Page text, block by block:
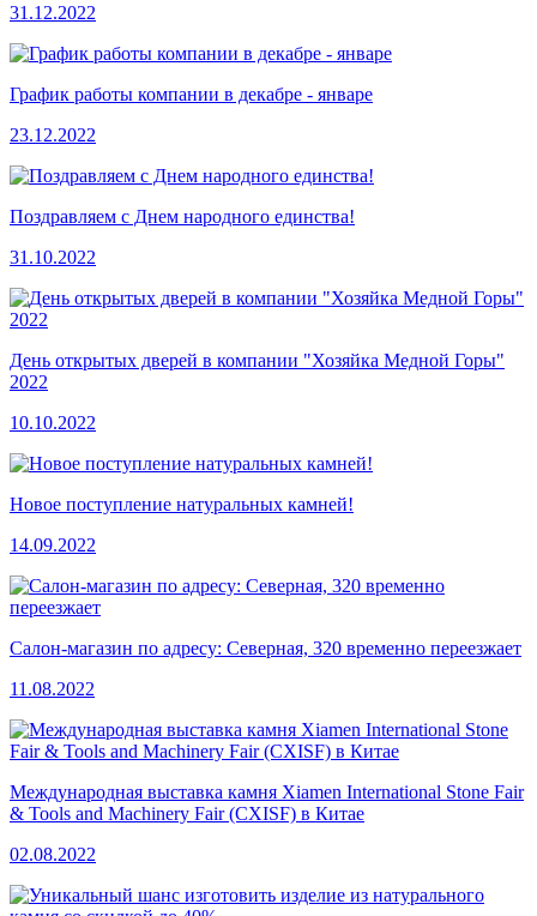
31.12.2022
График работы компании в декабре - январе
23.12.2022
Поздравляем с Днем народного единства!
31.10.2022
День открытых дверей в компании "Хозяйка Медной Горы"
2022
10.10.2022
Новое поступление натуральных камней!
14.09.2022
Салон-магазин по адресу: Северная, 320 временно переезжает
11.08.2022
Международная выставка камня Xiamen International Stone Fair
& Tools and Machinery Fair (CXISF) в Китае
02.08.2022